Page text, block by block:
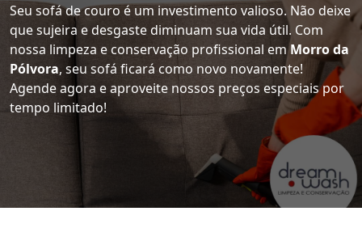
Seu sofá de couro é um investimento valioso. Não deixe
que sujeira e desgaste diminuam sua vida útil. Com
nossa limpeza e conservação profissional emMorro da
Pólvora, seu sofá ficará como novo novamente!
Agende agora e aproveite nossos preços especiais por
tempo limitado!